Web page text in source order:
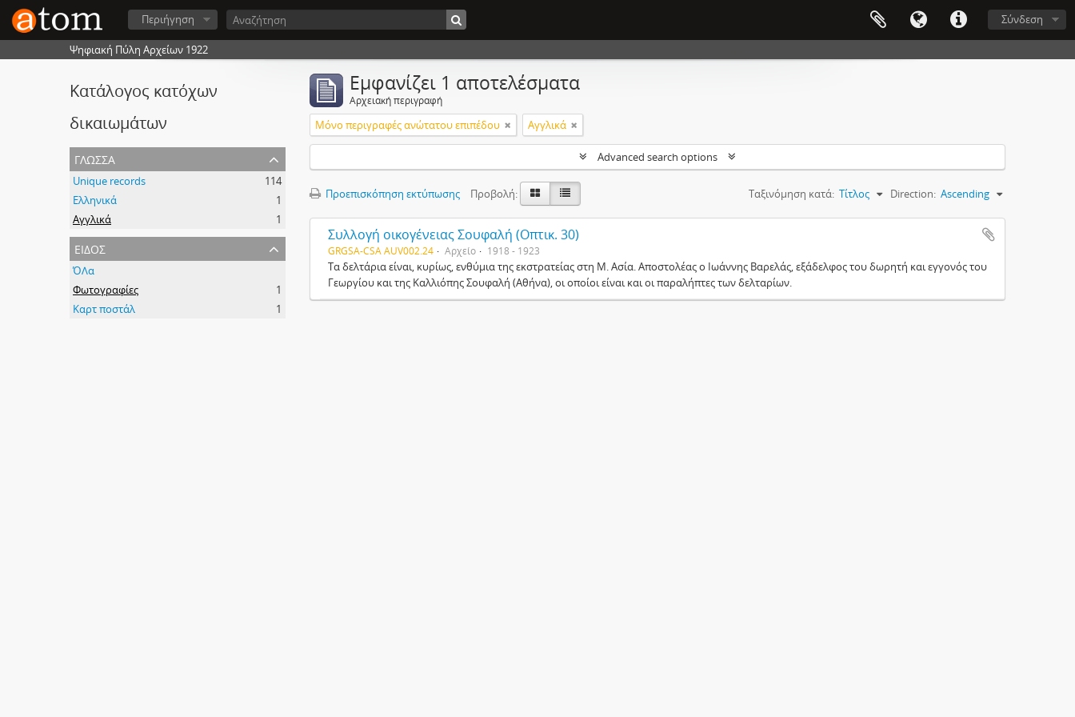
Σύνδεση
Περιήγηση
Ψηφιακή Πύλη Αρχείων 1922
Κατάλογος κατόχων
δικαιωμάτων
γλώσσα
Unique records
114
Ελληνικά
1
Αγγλικά
1
είδος
ΌΛα
Φωτογραφίες
1
Καρτ ποστάλ
1
Εμφανίζει 1 αποτελέσματα
Αρχειακή περιγραφή
Μόνο περιγραφές ανώτατου επιπέδου Αγγλικά
Advanced search options
Προεπισκόπηση εκτύπωσης Προβολή: Ταξινόμηση κατά: Τίτλος Direction: Ascending
Συλλογή οικογένειας Σουφαλή (Οπτικ. 30)
GRGSA-CSA AUV002.24 Αρχείο 1918 - 1923
Τα δελτάρια είναι, κυρίως, ενθύμια της εκστρατείας στη Μ. Ασία. Αποστολέας ο Ιωάννης Βαρελάς, εξάδελφος του δωρητή και εγγονός του
Γεωργίου και της Καλλιόπης Σουφαλή (Αθήνα), οι οποίοι είναι και οι παραλήπτες των δελταρίων.